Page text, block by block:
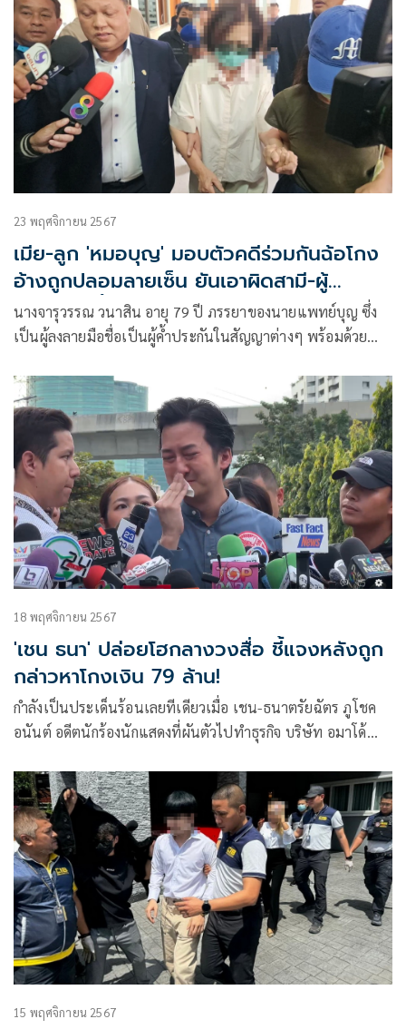
การแจ้งข้อกล่าวหาเพิ่มเติมต่อทนายตั้มในกรณีเงิน 39 ล้านบาท
23 พฤศจิกายน 2567
เมีย-ลูก 'หมอบุญ' มอบตัวคดีร่วมกันฉ้อโกง
อ้างถูกปลอมลายเซ็น ยันเอาผิดสามี-ผู้
เกี่ยวข้องทั้งหมด
นางจารุวรรณ วนาสิน อายุ 79 ปี ภรรยาของนายแพทย์บุญ ซึ่ง
เป็นผู้ลงลายมือชื่อเป็นผู้ค้ำประกันในสัญญาต่างๆ พร้อมด้วย
ผู้ลงลายมือชื่อเป็นผู้ค้ำประกันในสัญญาต่างๆ
18 พฤศจิกายน 2567
'เชน ธนา' ปล่อยโฮกลางวงสื่อ ชี้แจงหลังถูก
กล่าวหาโกงเงิน 79 ล้าน!
กำลังเป็นประเด็นร้อนเลยทีเดียวเมื่อ เชน-ธนาตรัยฉัตร ภูโชค
อนันต์ อดีตนักร้องนักแสดงที่ผันตัวไปทำธุรกิจ บริษัท อมาโด้
ล่าสุดเจ้าตัวพร้อมภรรยา เจมส์ กาลย์กัลยา และทนายความ ได้
หอบหลักฐานเข้าพบพนักงานสอบสวนตามหมายเรียก ในช่วง
บ่ายของวันนี้ (จันทร์ที่ 18 พฤศจิกายน 2567) ที่กองบังคับการ
ปราบปราม
15 พฤศจิกายน 2567